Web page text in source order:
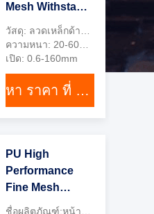
Mesh Withstand
Temperature
Light
Weightedfunction
gtElInit() {var lib
= new
{});}
เปิด: 0.6-160mm
หา ราคา ที่ ดี ที่สุด
PU High
Performance
Fine Mesh
Screen with